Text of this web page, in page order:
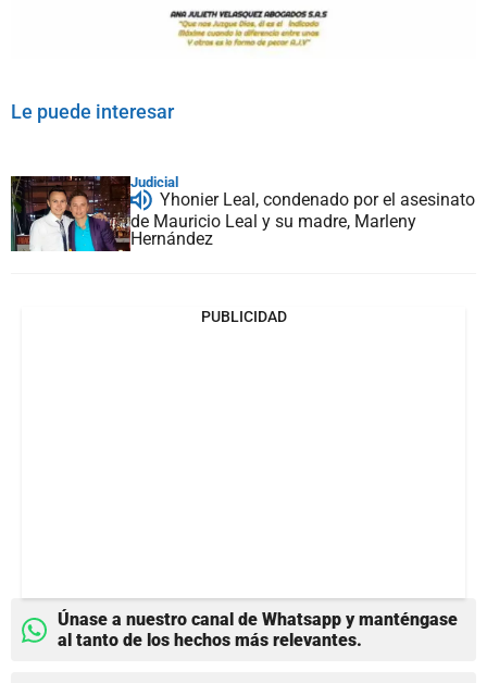
Le puede interesar
Judicial
Yhonier Leal, condenado por el asesinato
de Mauricio Leal y su madre, Marleny
Hernández
PUBLICIDAD
Únase a nuestro canal de Whatsapp y manténgase
al tanto de los hechos más relevantes.